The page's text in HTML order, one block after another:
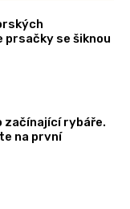
se šiknou
začínající rybáře.
na první